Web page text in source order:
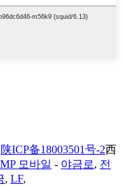
陕ICP备18003501号-2西
모바일 - 야금로, 전
, LF,